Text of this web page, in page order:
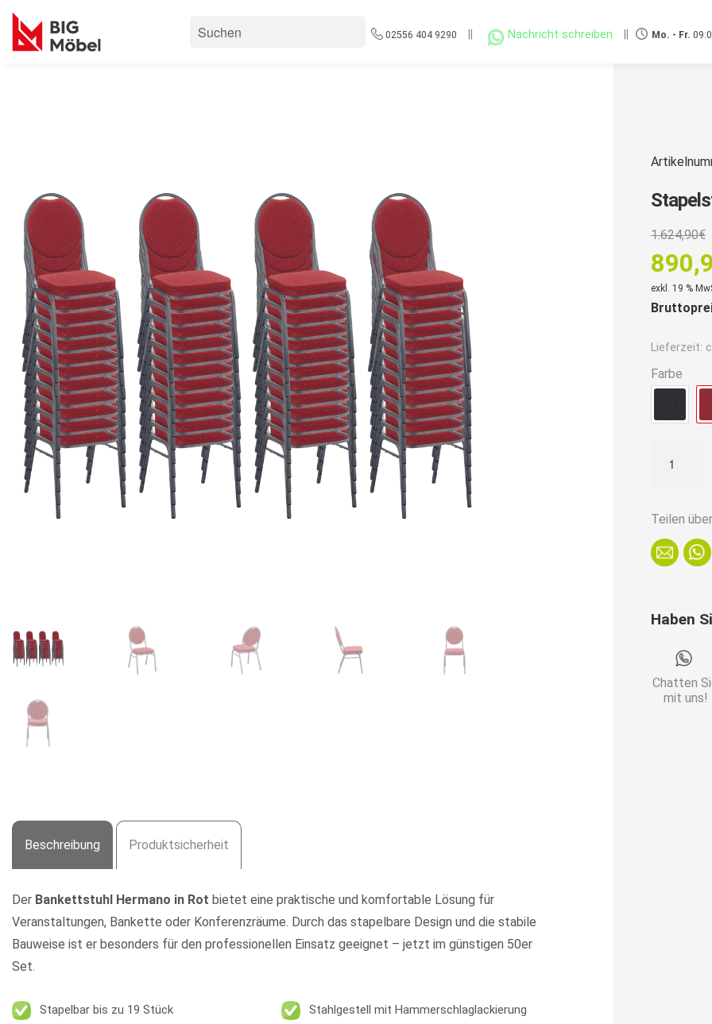
02556 404 9290 Nachricht schreiben Mo. - Fr.
Beschreibung Produktsicherheit
Der Bankettstuhl Hermano in Rot bietet eine praktische und komfortable Lösung für
Veranstaltungen, Bankette oder Konferenzräume. Durch das stapelbare Design und die stabile
Bauweise ist er besonders für den professionellen Einsatz geeignet – jetzt im günstigen 50er
Set.
Stapelbar bis zu 19 Stück
Stahlgestell mit Hammerschlaglackierung
1.624,90€
Preis
ist:
exkl. 19 %
Lieferzeit:
Farbe
Rot
|
50er
Teilen über
Haben
Chatten
mit uns!